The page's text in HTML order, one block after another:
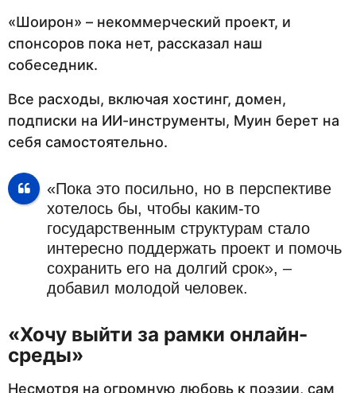
«Шоирон» – некоммерческий проект, и
спонсоров пока нет, рассказал наш
собеседник.
Все расходы, включая хостинг, домен,
подписки на ИИ-инструменты, Муин берет на
себя самостоятельно.
«Пока это посильно, но в перспективе
хотелось бы, чтобы каким-то
государственным структурам стало
интересно поддержать проект и помочь
сохранить его на долгий срок», –
добавил молодой человек.
«Хочу выйти за рамки онлайн-
среды»
Несмотря на огромную любовь к поэзии, сам